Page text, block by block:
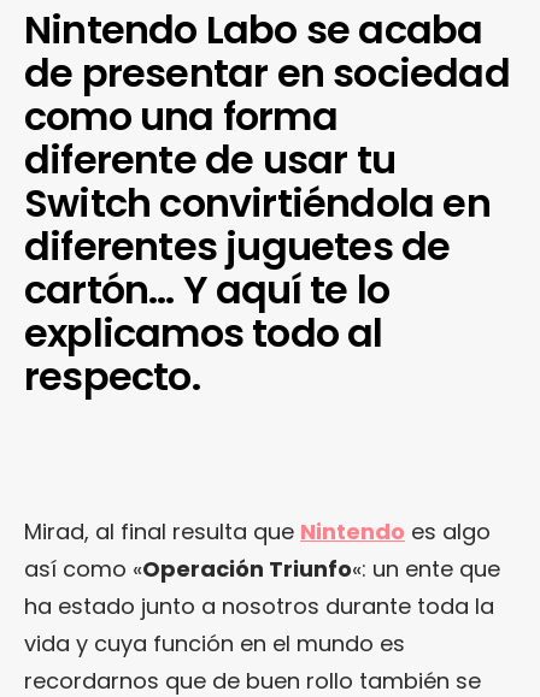
Nintendo Labo se acaba
de presentar en sociedad
como una forma
diferente de usar tu
Switch convirtiéndola en
diferentes juguetes de
cartón… Y aquí te lo
explicamos todo al
respecto.
Mirad, al final resulta que Nintendo es algo
así como «Operación Triunfo«: un ente que
ha estado junto a nosotros durante toda la
vida y cuya función en el mundo es
recordarnos que de buen rollo también se